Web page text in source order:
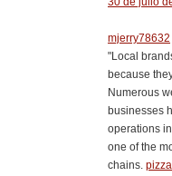
mjerry78632
"Local
because
Numerous
businesses
operations
one of the
chains.